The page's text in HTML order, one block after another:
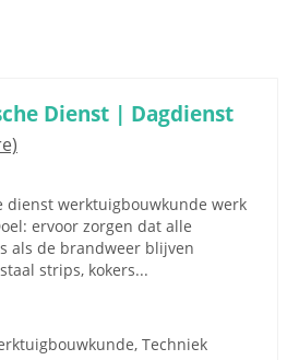
Dienst | Dagdienst
dienst werktuigbouwkunde werk
ervoor zorgen dat alle
als de brandweer blijven
strips, kokers...
Techniek